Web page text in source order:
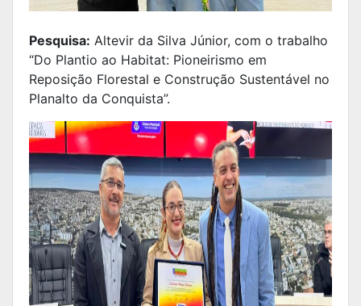
Pesquisa: Altevir da Silva Júnior, com o trabalho
“Do Plantio ao Habitat: Pioneirismo em
Reposição Florestal e Construção Sustentável no
Planalto da Conquista”.